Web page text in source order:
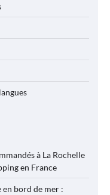
à La Rochelle
en France
en bord de mer :